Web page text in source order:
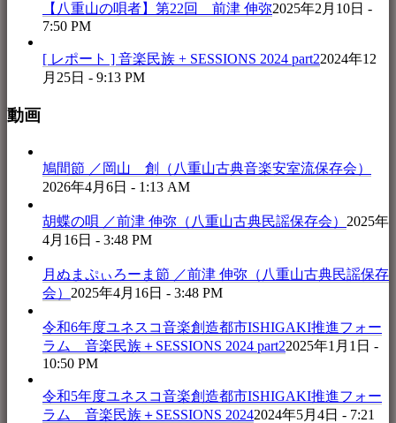
【八重山の唄者】第22回 前津 伸弥2025年2月10日 -
7:50 PM
[ レポート ] 音楽民族 + SESSIONS 2024 part22024年12
月25日 - 9:13 PM
動画
鳩間節 ／岡山 創（八重山古典音楽安室流保存会）
2026年4月6日 - 1:13 AM
胡蝶の唄 ／前津 伸弥（八重山古典民謡保存会） 2025年
4月16日 - 3:48 PM
月ぬまぷぃろーま節 ／前津 伸弥（八重山古典民謡保存
会） 2025年4月16日 - 3:48 PM
令和6年度ユネスコ音楽創造都市ISHIGAKI推進フォー
ラム 音楽民族＋SESSIONS 2024 part22025年1月1日 -
10:50 PM
令和5年度ユネスコ音楽創造都市ISHIGAKI推進フォー
ラム 音楽民族＋SESSIONS 20242024年5月4日 - 7:21